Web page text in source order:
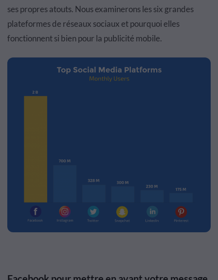
ses propres atouts. Nous examinerons les six grandes
plateformes de réseaux sociaux et pourquoi elles
fonctionnent si bien pour la publicité mobile.